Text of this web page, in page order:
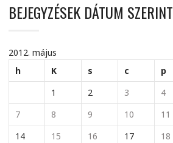
BEJEGYZÉSEK DÁTUM SZERINT
2012. május
h
K s c p
1
2 3 4
7
8 9 10 11
14
15 16 17 18